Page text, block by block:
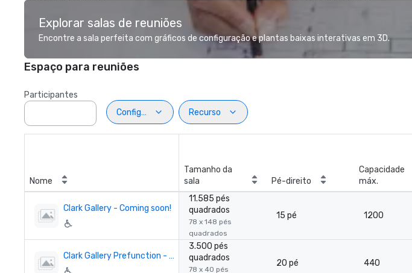
Explorar salas de reuniões
Encontre a sala perfeita com gráficos de configuração e plantas baixas interativas em 3D.
Espaço para reuniões
Participantes
Configuração
Recurso
Nome
Tamanho da
sala
Pé-direito
Capacidade
máx.
Clark Gallery - Coming soon!
11.585 pés
quadrados
78 x 148 pés
quadrados
15 pé 1200
Clark Gallery Prefunction - Coming soon!
3.500 pés
quadrados
78 x 40 pés
20 pé 440